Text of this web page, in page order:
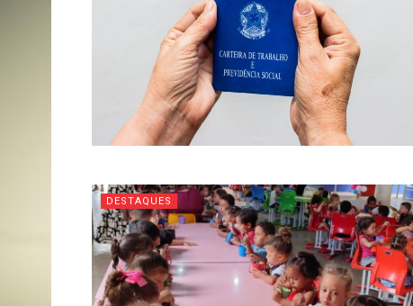
DESTAQUES